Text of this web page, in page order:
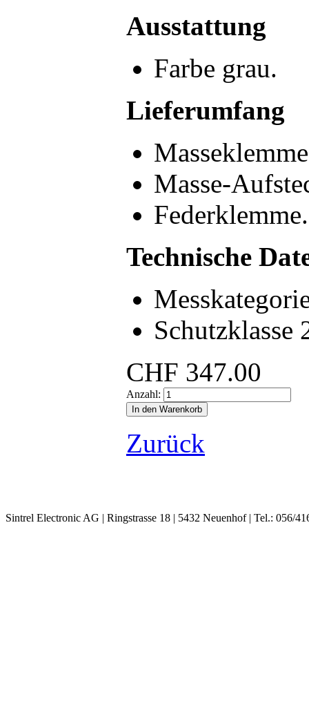
Ausstattung
Farbe grau.
Lieferumfang
Masseklemme
Masse-
Federklemme.
Technische
Schutzklasse
CHF 347.00
Anzahl:
Zurück
Sintrel Electronic AG | Ringstrasse 18 | 5432 Neuenhof | Tel.: 056/